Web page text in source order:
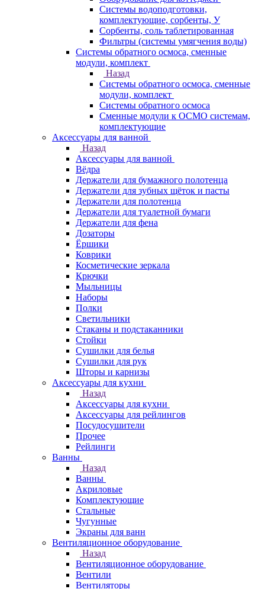
Системы водоподготовки,
комплектующие, сорбенты, У
Сорбенты, соль таблетированная
Фильтры (системы умягчения воды)
Системы обратного осмоса, сменные
модули, комплект
Назад
Системы обратного осмоса, сменные
модули, комплект
Системы обратного осмоса
Сменные модули к ОСМО системам,
комплектующие
Аксессуары для ванной
Назад
Аксессуары для ванной
Вёдра
Держатели для бумажного полотенца
Держатели для зубных щёток и пасты
Держатели для полотенца
Держатели для туалетной бумаги
Держатели для фена
Дозаторы
Ёршики
Коврики
Косметические зеркала
Крючки
Мыльницы
Наборы
Полки
Светильники
Стаканы и подстаканники
Стойки
Сушилки для белья
Сушилки для рук
Шторы и карнизы
Аксессуары для кухни
Назад
Аксессуары для кухни
Аксессуары для рейлингов
Посудосушители
Прочее
Рейлинги
Ванны
Назад
Ванны
Акриловые
Комплектующие
Стальные
Чугунные
Экраны для ванн
Вентиляционное оборудование
Назад
Вентиляционное оборудование
Вентили
Вентиляторы